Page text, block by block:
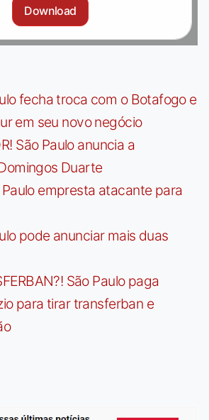
Download
fecha troca com o Botafogo e
em seu novo negócio
São Paulo anuncia a
Duarte
Paulo empresta atacante para
pode anunciar mais duas
São Paulo paga
para tirar transferban e